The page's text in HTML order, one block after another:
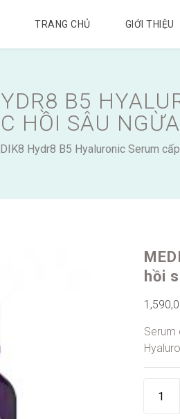
TRANG CHỦ GIỚI THIỆU
B5
HỒI SÂU
Hydr8 B5 Hyaluronic Serum
hồi
Serum